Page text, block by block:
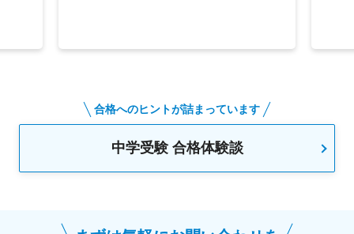
合格へのヒントが詰まっています
中学受験 合格体験談